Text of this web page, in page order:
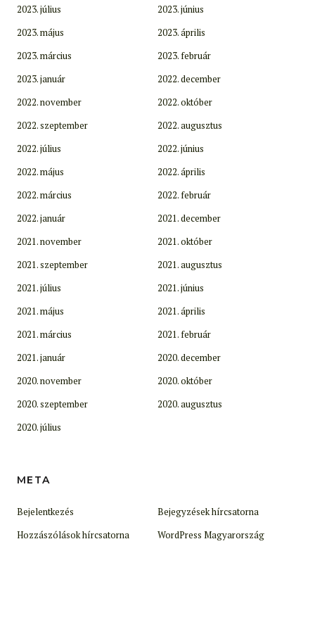
2023. július
2023. június
2023. május
2023. április
2023. március
2023. február
2023. január
2022. december
2022. november
2022. október
2022. szeptember
2022. augusztus
2022. július
2022. június
2022. május
2022. április
2022. március
2022. február
2022. január
2021. december
2021. november
2021. október
2021. szeptember
2021. augusztus
2021. július
2021. június
2021. május
2021. április
2021. március
2021. február
2021. január
2020. december
2020. november
2020. október
2020. szeptember
2020. augusztus
2020. július
META
Bejelentkezés
Bejegyzések hírcsatorna
Hozzászólások hírcsatorna
WordPress Magyarország